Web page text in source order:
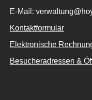
E-Mail:
Kontaktformular
Elektronische
Besucheradressen &